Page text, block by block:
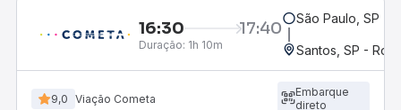
16:30 17:40
Duração: 1h 10m
São Paulo, SP -
Santos, SP -
9,0 Viação Cometa
Embarque
direto